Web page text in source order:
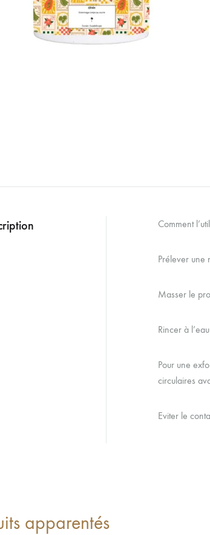
Comment
Prélever une
Masser le
Rincer à
Pour une
circulaires
Eviter le
apparentés